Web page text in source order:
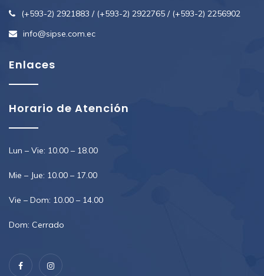
(+593-2) 2921883 / (+593-2) 2922765 / (+593-2) 2256902
info@sipse.com.ec
Enlaces
Horario de Atención
Lun – Vie: 10.00 – 18.00
Mie – Jue: 10.00 – 17.00
Vie – Dom: 10.00 – 14.00
Dom: Cerrado